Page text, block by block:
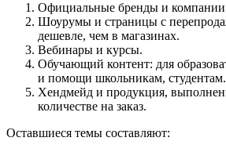
Официальные бренды и
Шоурумы и страницы с
дешевле, чем в магазинах.
Вебинары и курсы.
Обучающий контент: для
и помощи школьникам, студентам.
Хендмейд и продукция,
количестве на заказ.
Оставшиеся темы составляют: